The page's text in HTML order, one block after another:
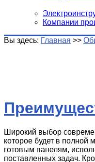
Компании
Вы здесь: Главная >>
Широкий выбор
которое будет в полной
готовым панелям,
поставленных задач.